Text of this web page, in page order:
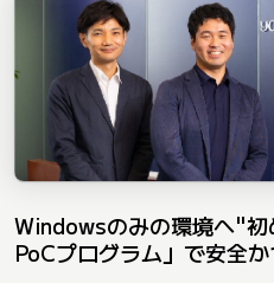
Windowsのみの環境へ"
PoCプログラム」で安全